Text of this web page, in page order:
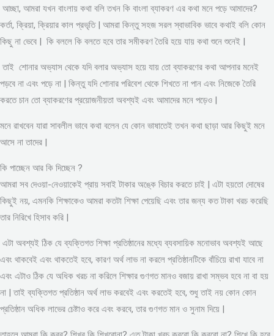
আচ্ছা, আমরা যখন বাংলায় কথা বলি তখন কি বাংলা ব্যাকরণ এর কথা মনে পড়ে আমাদের?
কর্তা, ক্রিয়া, ক্রিয়ার কাল প্রভৃতি | আমরা কিন্তু সহজ সরল স্বাভাবিক ভাবে কথাই বলি কোন
কিছু না ভেবে | কি বললে কি বলতে হবে তার সমীকরণ তৈরি হয়ে যায় কথা শুনে শুনেই |
তাই শোনার অভ্যাস থেকে যদি বলার অভ্যাস হয়ে যায় তো ব্যাকরণের কথা আপনার মনেই
পড়বে না এবং পড়ে না | কিন্তু যদি শোনার পরিবেশ থেকে শিখতে না পান এবং নিজেকে তৈরি
করতে চান তো ব্যাকরণের প্রয়োজনীয়তা অবশ্যই এবং আমাদের মনে পড়েও |
মনে রাখবেন যারা সাবলীল ভাবে কথা বলেন যে কোন ভাষাতেই তখন কথা ছাড়া আর কিছুই মনে
আসে না তাদের |
কি পাচ্ছেন আর কি দিচ্ছেন ?
আমরা সব দেওয়া-নেওয়াকেই প্রায় সবাই টাকার অঙ্কে বিচার করতে চাই | এটা হয়তো দোষের
কিছুই নয়, এমনকি শিক্ষাকেও আমরা কতটা শিক্ষা পেয়েছি এবং তার জন্য কত টাকা খরচ করেছি
তার নিরিখে হিসাব করি |
এটা অবশ্যই ঠিক যে ব্যক্তিগত শিক্ষা প্রতিষ্ঠানের মধ্যে ব্যবসায়িক মনোভাব অবশ্যই আছে
এবং থাকবেই এবং থাকতেই হবে, কারণ অর্থ লাভ না করলে প্রতিষ্ঠানটিকে বাঁচিয়ে রাখা যাবে না
এবং এটাও ঠিক যে অধিক খরচ না করিলে শিক্ষার গুণগত মানও বজায় রাখা সম্ভব হবে না বা হয়
না | তাই ব্যক্তিগত প্রতিষ্ঠান অর্থ লাভ করবেই এবং করতেই হবে, শুধু তাই নয় কোন কোন
প্রতিষ্ঠান অধিক লাভের চেষ্টাও করে এবং করবে, তার গুণগত মান ও সুনাম দিয়ে |